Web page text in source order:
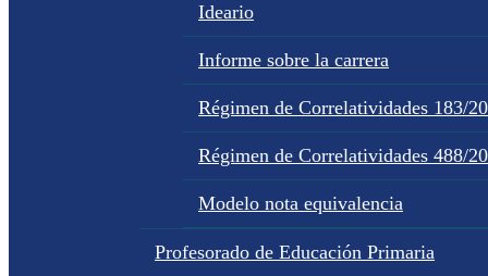
Ideario
Informe sobre la carrera
Régimen de Correlatividades 183/
Régimen de Correlatividades 488/
Modelo nota equivalencia
Profesorado de Educación Primaria